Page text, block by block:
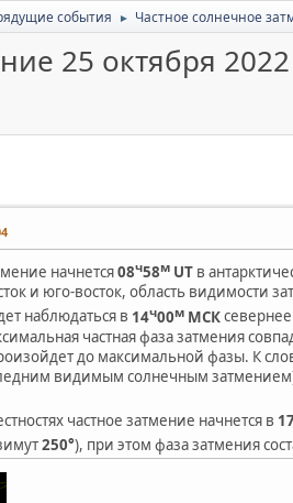
события ► Частное солнечное
25 октября 2022
начнется08ч58м UT в
и юго-восток, область видимости
наблюдаться в 14ч00м МСК
частная фаза затмения
до максимальной фазы. К
видимым солнечным
частное затмение начнется в
250°), при этом фаза затмения